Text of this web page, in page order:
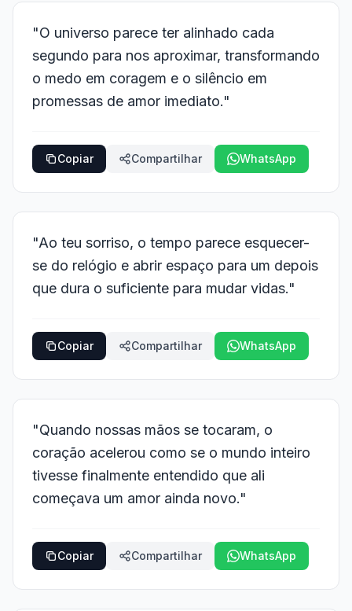
"O universo parece ter alinhado cada
segundo para nos aproximar, transformando
o medo em coragem e o silêncio em
promessas de amor imediato."
Copiar Compartilhar WhatsApp
"Ao teu sorriso, o tempo parece esquecer-
se do relógio e abrir espaço para um depois
que dura o suficiente para mudar vidas."
Copiar Compartilhar WhatsApp
"Quando nossas mãos se tocaram, o
coração acelerou como se o mundo inteiro
tivesse finalmente entendido que ali
começava um amor ainda novo."
Copiar Compartilhar WhatsApp